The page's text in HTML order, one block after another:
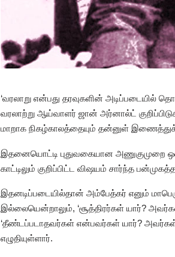
‘வரலாறு என்பது தரவுகளின் அடிப்படையில்
வரலாற்று ஆய்வாளர் ஜான் அர்னால்ட்
மாறாக நிகழ்காலத்தையும் தன்னுள்
இதனையொட்டி புதுவகையான அணுகுமுறை
காட்டிலும் குறிப்பிட்ட விஷயம் சார்ந்த
இதனடிப்படையில்தான் அம்பேத்கர் எனும்
இல்லையென்றாலும், ‘சூத்திரர்கள் யார்?
‘தீண்டப்படாதவர்கள் என்பவர்கள் யார்?
எழுதியுள்ளார்.